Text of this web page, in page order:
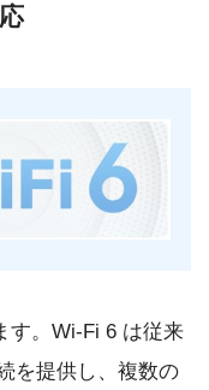
す。Wi-Fi 6 は従来
を提供し、複数の